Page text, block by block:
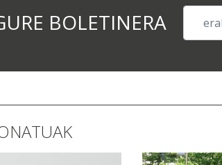
BOLETINERA